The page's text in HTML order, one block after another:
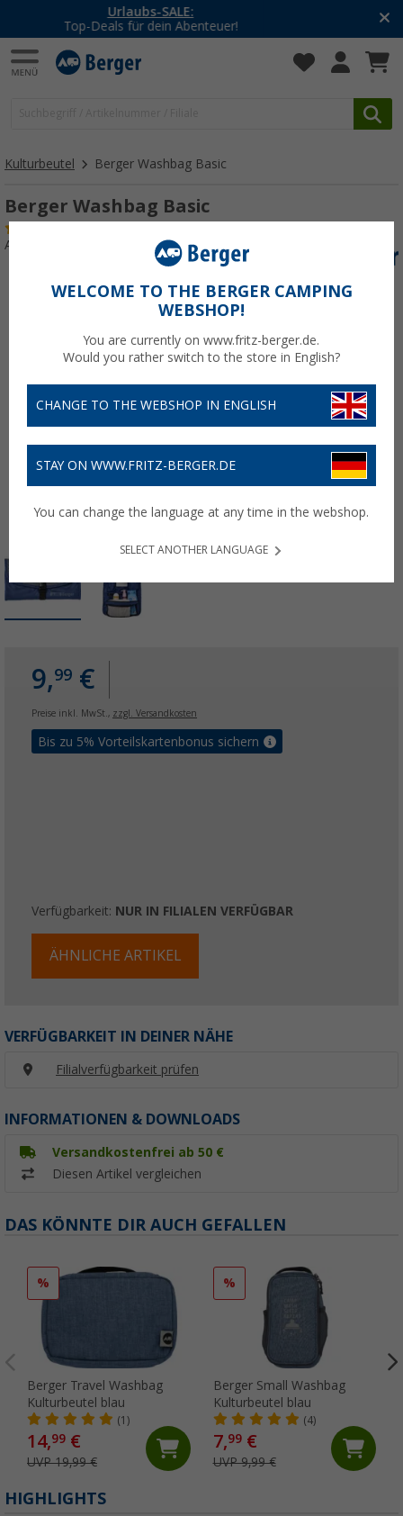
-20% auf Kleidung und Schuhe
Mit dem Aktionscode
Kulturbeutel Berger Washbag Basic
Berger Washbag Basic
Art.-Nr.: 302500
9,99 €
Preise inkl. MwSt., zzgl. Versandkosten
Bis zu 5% Vorteilskartenbonus sichern
Verfügbarkeit: NUR IN FILIALEN VERFÜGBAR
ÄHNLICHE ARTIKEL
VERFÜGBARKEIT IN DEINER NÄHE
Filialverfügbarkeit prüfen
INFORMATIONEN & DOWNLOADS
Versandkostenfrei ab 50 €
Diesen Artikel vergleichen
DAS KÖNNTE DIR AUCH GEFALLEN
%
Berger Travel Washbag
Kulturbeutel blau
(1)
14,99 €
UVP 19,99 €
%
Berger Small Washbag
Kulturbeutel blau
(4)
7,99€
UVP 9,99 €
HIGHLIGHTS
WELCOME TO THE BERGER CAMPING
WEBSHOP!
You are currently on www.fritz-berger.de.
Would you rather switch to the store in English?
CHANGE TO THE WEBSHOP IN ENGLISH
STAY ON WWW.FRITZ-BERGER.DE
You can change the language at any time in the webshop.
SELECT ANOTHER LANGUAGE